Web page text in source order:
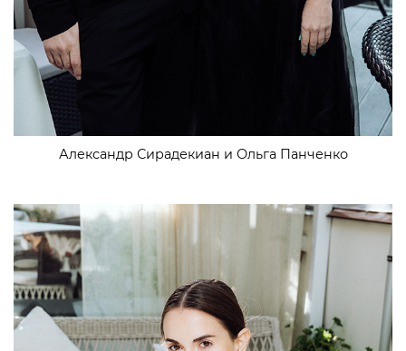
Александр Сирадекиан и Ольга Панченко